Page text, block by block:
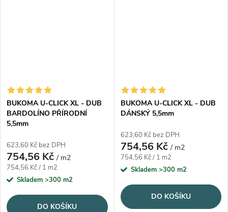
BUKOMA U-CLICK XL - DUB
BARDOLÍNO PŘÍRODNÍ
5,5mm
623,60 Kč bez DPH
754,56 Kč/ m2
Měrná cena:
754,56 Kč / 1 m2
Skladem >300 m2
DO KOŠÍKU
BUKOMA U-CLICK XL - DUB
DÁNSKÝ 5,5mm
623,60 Kč bez DPH
754,56 Kč/ m2
Měrná cena:
754,56 Kč / 1 m2
Skladem >300 m2
DO KOŠÍKU